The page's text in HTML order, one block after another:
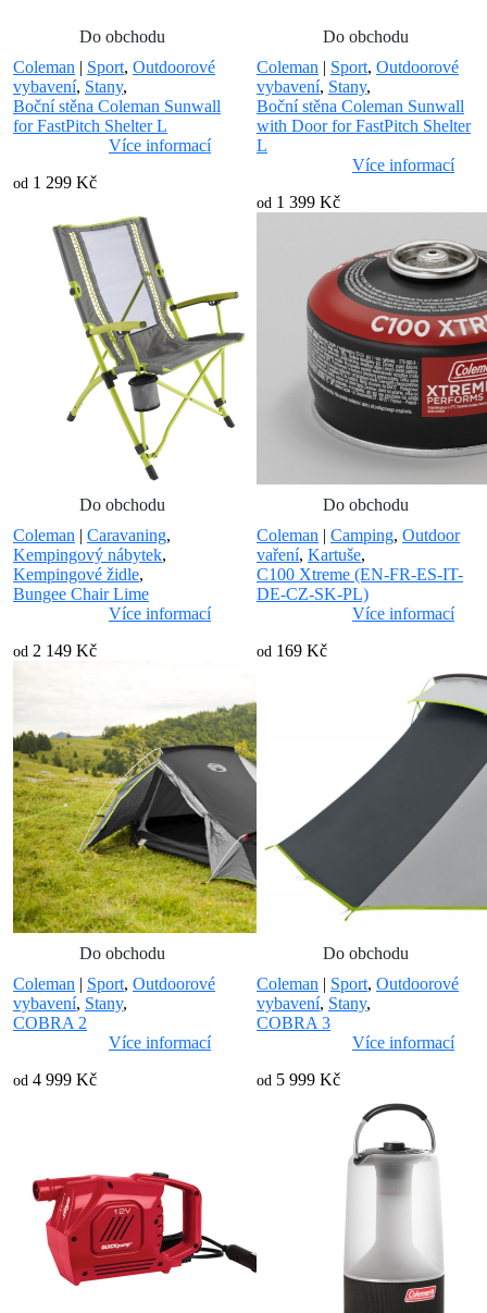
Do obchodu
Coleman | Sport, Outdoorové
vybavení, Stany,
Boční stěna Coleman Sunwall
for FastPitch Shelter L
Více informací
od 1 299 Kč
Do obchodu
Coleman | Sport, Outdoorové
vybavení, Stany,
Boční stěna Coleman Sunwall
with Door for FastPitch Shelter
L
Více informací
od 1 399 Kč
Do obchodu
Coleman | Caravaning,
Kempingový nábytek,
Kempingové židle,
Bungee Chair Lime
Více informací
od 2 149 Kč
Do obchodu
Coleman | Camping, Outdoor
vaření, Kartuše,
C100 Xtreme (EN-FR-ES-IT-
DE-CZ-SK-PL)
Více informací
od 169 Kč
Do obchodu
Coleman | Sport, Outdoorové
vybavení, Stany,
COBRA 2
Více informací
od 4 999 Kč
Do obchodu
Coleman | Sport, Outdoorové
vybavení, Stany,
COBRA 3
Více informací
od 5 999 Kč